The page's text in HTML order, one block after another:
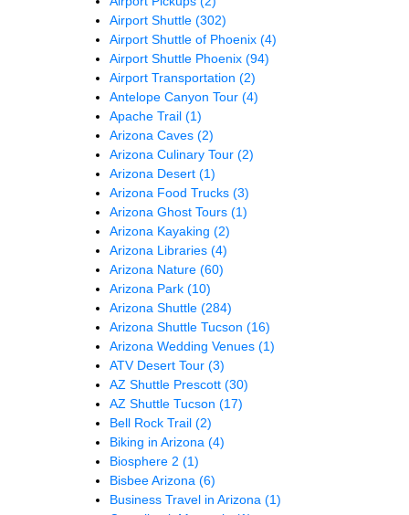
Airport Shuttle (302)
Airport Shuttle of Phoenix (4)
Airport Shuttle Phoenix (94)
Airport Transportation (2)
Antelope Canyon Tour (4)
Apache Trail (1)
Arizona Caves (2)
Arizona Culinary Tour (2)
Arizona Desert (1)
Arizona Food Trucks (3)
Arizona Ghost Tours (1)
Arizona Kayaking (2)
Arizona Libraries (4)
Arizona Nature (60)
Arizona Park (10)
Arizona Shuttle (284)
Arizona Shuttle Tucson (16)
Arizona Wedding Venues (1)
ATV Desert Tour (3)
AZ Shuttle Prescott (30)
AZ Shuttle Tucson (17)
Bell Rock Trail (2)
Biking in Arizona (4)
Biosphere 2 (1)
Bisbee Arizona (6)
Business Travel in Arizona (1)